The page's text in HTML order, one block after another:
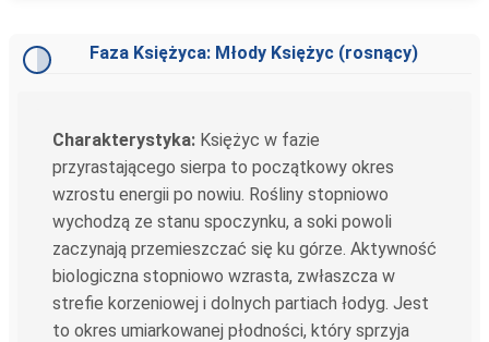
Faza Księżyca: Młody Księżyc (rosnący)
Charakterystyka: Księżyc w fazie
przyrastającego sierpa to początkowy okres
wzrostu energii po nowiu. Rośliny stopniowo
wychodzą ze stanu spoczynku, a soki powoli
zaczynają przemieszczać się ku górze. Aktywność
biologiczna stopniowo wzrasta, zwłaszcza w
strefie korzeniowej i dolnych partiach łodyg. Jest
to okres umiarkowanej płodności, który sprzyja